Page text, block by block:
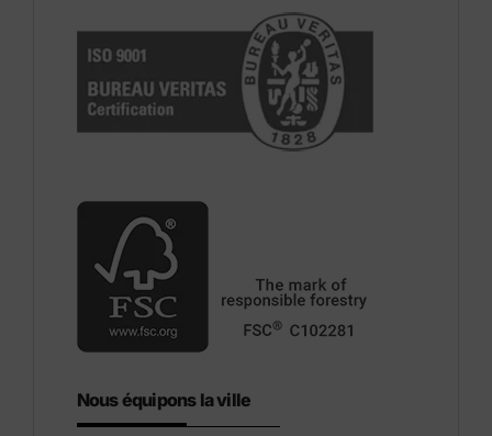
Nous équipons la ville